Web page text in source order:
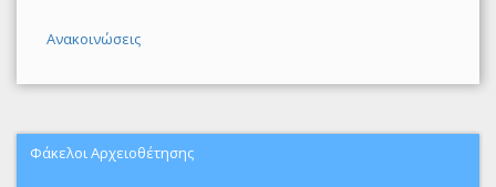
Ανακοινώσεις
Φάκελοι Αρχειοθέτησης